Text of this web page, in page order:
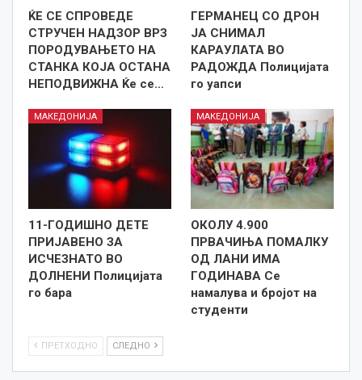
ЌЕ СЕ СПРОВЕДЕ
СТРУЧЕН НАДЗОР ВРЗ
ПОРОДУВАЊЕТО НА
СТАНКА КОЈА ОСТАНА
НЕПОДВИЖНА Ќе се…
ГЕРМАНЕЦ СО ДРОН
ЈА СНИМАЛ
КАРАУЛАТА ВО
РАДОЖДА Полицијата
го уапси
МАКЕДОНИЈА
11-ГОДИШНО ДЕТЕ
ПРИЈАВЕНО ЗА
ИСЧЕЗНАТО ВО
ДОЛНЕНИ Полицијата
го бара
МАКЕДОНИЈА
ОКОЛУ 4.900
ПРВАЧИЊА ПОМАЛКУ
ОД ЛАНИ ИМА
ГОДИНАВА Се
намалува и бројот на
студенти
ПРЕТХОДНО СЛЕДНО